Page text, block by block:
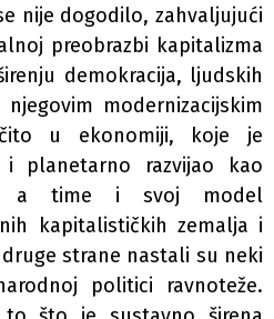
nije dogodilo, zahvaljujući
preobrazbi kapitalizma
demokracija, ljudskih
modernizacijskim
u ekonomiji, koje je
i planetarno razvijao kao
a time i svoj model
kapitalističkih zemalja i
strane nastali su neki
politici ravnoteže.